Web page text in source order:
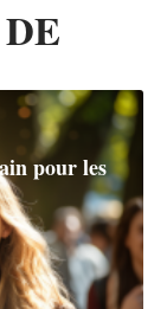
pour les